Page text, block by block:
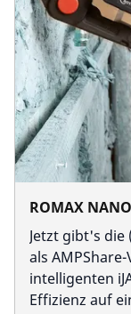
ROMAX
Jetzt gibt's die
als
intelligenten
Effizienz auf